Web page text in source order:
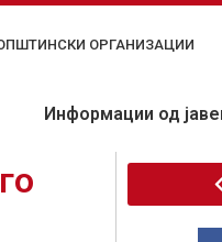
ОРГАНИЗАЦИИ
Информации од